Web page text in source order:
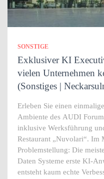
SONSTIGE
Exklusiver KI
vielen Unternehmen
(Sonstiges |
Erleben Sie einen
Ambiente des AUDI
inklusive Werksführung
Restaurant „Nuvolari“. Im
Problemstellung: Die
Daten Systeme erste KI-
entsteht kaum echte